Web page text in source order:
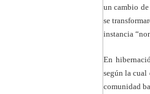
un cambio
se
instancia
En
según la
comunidad